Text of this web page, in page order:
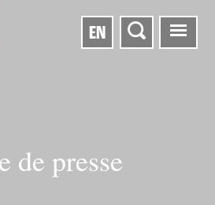
EN
de presse